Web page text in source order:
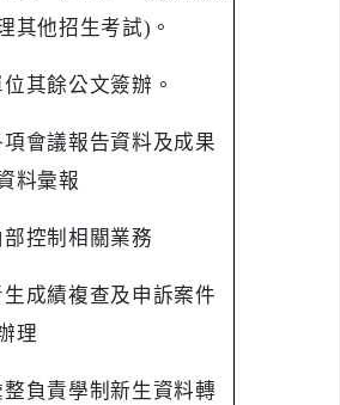
其他招生考試) 。
位其餘公文簽辦。
項會議報告資料及成果
料彙報
部控制相關業務
生成績複查及申訴案件
理
整負責學制新生資料轉